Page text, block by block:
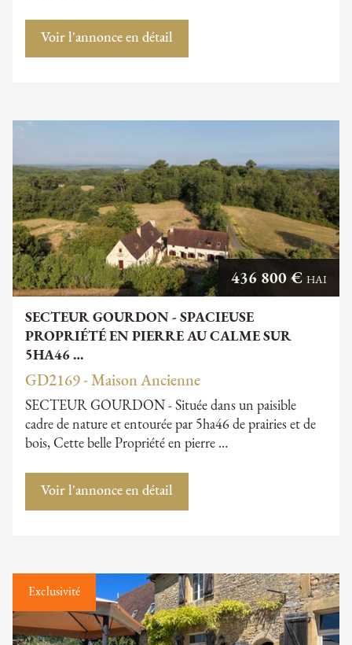
Voir l'annonce en détail
SECTEUR GOURDON - SPACIEUSE
PROPRIÉTÉ EN PIERRE AU CALME SUR
5HA46 …
436 800 € HAI
GD2169 - Maison Ancienne
SECTEUR GOURDON - Située dans un paisible
cadre de nature et entourée par 5ha46 de prairies et de
bois, Cette belle Propriété en pierre …
Voir l'annonce en détail
Exclusivité